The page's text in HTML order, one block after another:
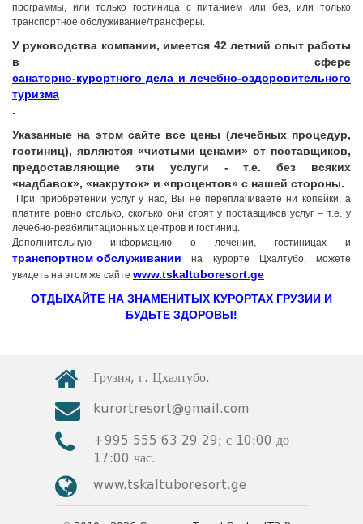
программы, или только гостиница с питанием или без, или только
транспортное обслуживание/трансферы.
У руководства компании, имеется 42 летний опыт работы
в сфере
санаторно-курортного дела и лечебно-оздоровительного
туризма
.
Указанные на этом сайте все цены (лечебных процедур,
гостиниц), являются «чистыми ценами» от поставщиков,
предоставляющие эти услуги - т.е. без всяких
«надбавок», «накруток» и «процентов» с нашей стороны.
При приобретении услуг у нас, Вы не переплачиваете ни копейки, а
платите ровно столько, сколько они стоят у поставщиков услуг – т.е. у
лечебно-реабилитационных центров и гостиниц.
Дополнительную информацию о лечении, гостиницах и
транспортном обслуживании на курорте Цхалтубо, можете
увидеть на этом же сайте www.tskaltuboresort.ge
ОТДЫХАЙТЕ НА ЗНАМЕНИТЫХ КУРОРТАХ ГРУЗИИ И
БУДЬТЕ ЗДОРОВЫ!
© 2010 - 2026 Caucasus Travel Centre LTD Все
права защищены. Копирование материалов только с
разрешения администрации сайта